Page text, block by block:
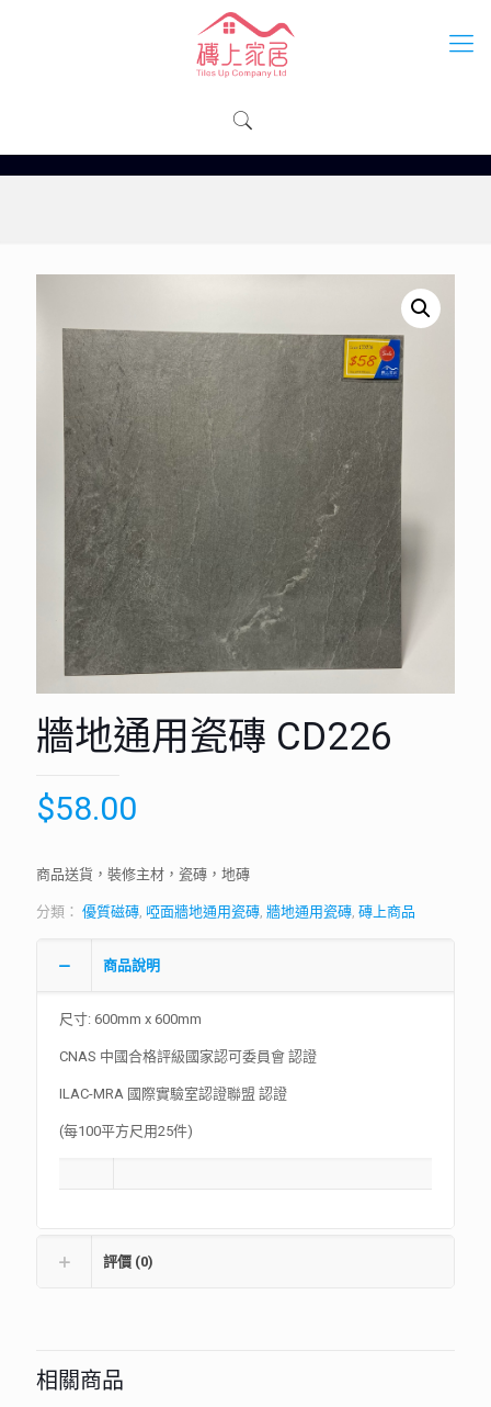
牆地通用瓷磚 CD226
$58.00
商品送貨，裝修主材，瓷磚，地磚
分類： 優質磁磚, 啞面牆地通用瓷磚, 牆地通用瓷磚, 磚上商品
商品說明
尺寸: 600mm x 600mm
CNAS 中國合格評級國家認可委員會 認證
ILAC-MRA 國際實驗室認證聯盟 認證
(每100平方尺用25件)
評價 (0)
相關商品